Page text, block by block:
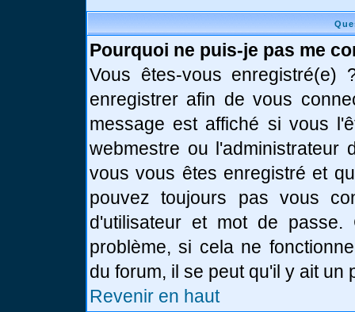
Pourquoi ne puis-je pas me
Vous êtes-vous enregistré(e)
enregistrer afin de vous
message est affiché si vous
webmestre ou l'administrateur
vous vous êtes enregistré et
pouvez toujours pas vous
d'utilisateur et mot de
problème, si cela ne
du forum, il se peut qu'il y ait un
Revenir en haut